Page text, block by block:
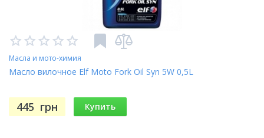
Масла и мото-химия
Масло вилочное Elf Moto Fork Oil Syn 5W 0,5L
445 грн Купить